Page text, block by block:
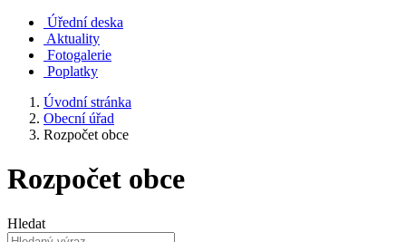
Úřední deska
Aktuality
Fotogalerie
Poplatky
Úvodní stránka
Obecní úřad
Rozpočet obce
Rozpočet obce
Hledat